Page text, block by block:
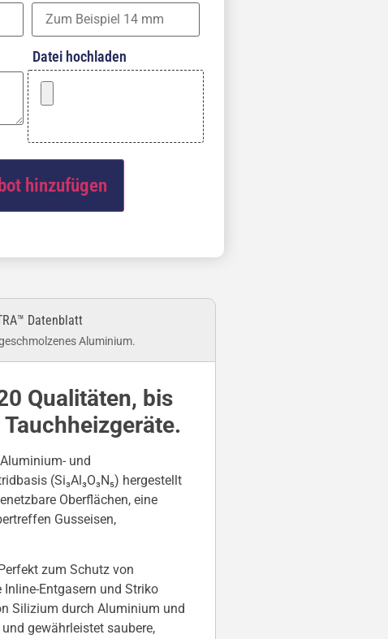
Datei hochladen
hinzufügen
Datenblatt
Aluminium.
Qualitäten, bis
und
(Si₃Al₃O₃N₅) hergestellt
Oberflächen, eine
Gusseisen,
zum Schutz von
Entgasern und Striko
Silizium durch Aluminium und
gewährleistet saubere,